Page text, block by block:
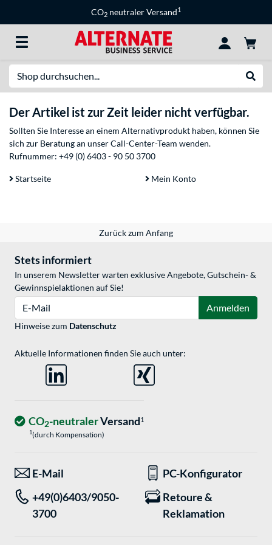
CO2 neutraler Versand1
Der Artikel ist zur Zeit leider nicht verfügbar.
Sollten Sie Interesse an einem Alternativprodukt haben, können Sie
sich zur Beratung an unser Call-Center-Team wenden.
Rufnummer: +49 (0) 6403 - 90 50 3700
Startseite Mein Konto
Zurück zum Anfang
Stets informiert
In unserem Newsletter warten exklusive Angebote, Gutschein- &
Gewinnspielaktionen auf Sie!
Anmelden
Hinweise zum Datenschutz
Aktuelle Informationen finden Sie auch unter:
CO2-neutralerVersand1
1(durch Kompensation)
E-Mail
PC-Konfigurator
+49(0)6403/9050-
3700
Retoure &
Reklamation